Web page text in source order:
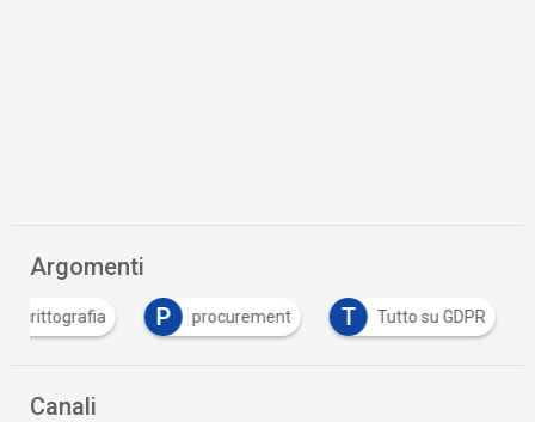
Argomenti
crittografia P procurement T Tutto su GDPR
Canali